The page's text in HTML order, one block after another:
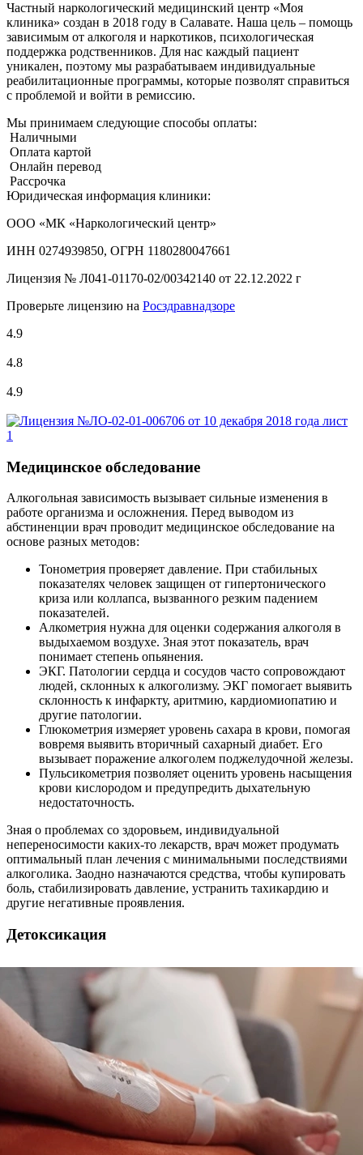
Частный наркологический медицинский центр «Моя
клиника» создан в 2018 году в Салавате. Наша цель – помощь
зависимым от алкоголя и наркотиков, психологическая
поддержка родственников. Для нас каждый пациент
уникален, поэтому мы разрабатываем индивидуальные
реабилитационные программы, которые позволят справиться
с проблемой и войти в ремиссию.
Мы принимаем следующие способы оплаты:
Наличными
Оплата картой
Онлайн перевод
Рассрочка
Юридическая информация клиники:
ООО «МК «Наркологический центр»
ИНН 0274939850, ОГРН 1180280047661
Лицензия № Л041-01170-02/00342140 от 22.12.2022 г
Проверьте лицензию на Росздравнадзоре
4.9
4.8
4.9
Медицинское обследование
Алкогольная зависимость вызывает сильные изменения в
работе организма и осложнения. Перед выводом из
абстиненции врач проводит медицинское обследование на
основе разных методов:
Тонометрия проверяет давление. При стабильных
показателях человек защищен от гипертонического
криза или коллапса, вызванного резким падением
показателей.
Алкометрия нужна для оценки содержания алкоголя в
выдыхаемом воздухе. Зная этот показатель, врач
понимает степень опьянения.
ЭКГ. Патологии сердца и сосудов часто сопровождают
людей, склонных к алкоголизму. ЭКГ помогает выявить
склонность к инфаркту, аритмию, кардиомиопатию и
другие патологии.
Глюкометрия измеряет уровень сахара в крови, помогая
вовремя выявить вторичный сахарный диабет. Его
вызывает поражение алкоголем поджелудочной железы.
Пульсикометрия позволяет оценить уровень насыщения
крови кислородом и предупредить дыхательную
недостаточность.
Зная о проблемах со здоровьем, индивидуальной
непереносимости каких-то лекарств, врач может продумать
оптимальный план лечения с минимальными последствиями
алкоголика. Заодно назначаются средства, чтобы купировать
боль, стабилизировать давление, устранить тахикардию и
другие негативные проявления.
Детоксикация